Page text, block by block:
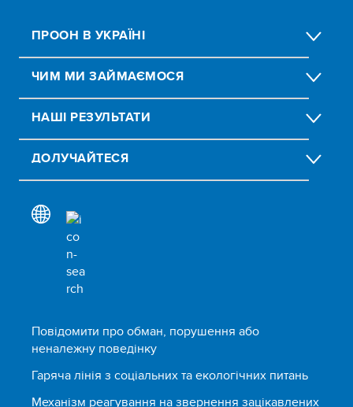
ПРООН В УКРАЇНІ
ЧИМ МИ ЗАЙМАЄМОСЯ
НАШІ РЕЗУЛЬТАТИ
ДОЛУЧАЙТЕСЯ
Повідомити про обман, порушення або
неналежну поведінку
Гаряча лінія з соціальних та екологічних питань
Механізм реагування на звернення зацікавлених